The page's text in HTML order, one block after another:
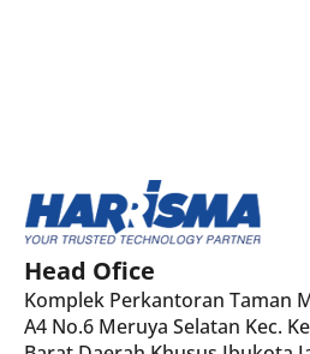
Head Ofice
Komplek Perkantoran Taman
A4 No.6 Meruya Selatan Kec.